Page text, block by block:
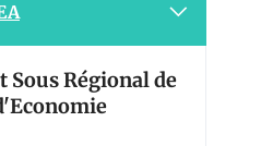
Sous Régional de